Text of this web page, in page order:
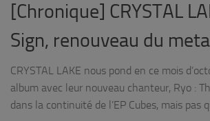
[Chronique] CRYSTAL
Sign, renouveau du
CRYSTAL LAKE nous pond en ce mois
album avec leur nouveau chanteur, Ryo :
dans la continuité de l’EP Cubes, mais pas